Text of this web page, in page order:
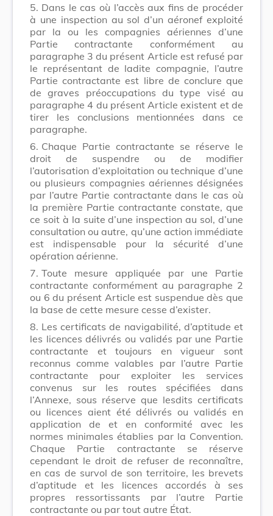
5. Dans le cas où l’accès aux fins de procéder
à une inspection au sol d’un aéronef exploité
par la ou les compagnies aériennes d’une
Partie contractante conformément au
paragraphe 3 du présent Article est refusé par
le représentant de ladite compagnie, l’autre
Partie contractante est libre de conclure que
de graves préoccupations du type visé au
paragraphe 4 du présent Article existent et de
tirer les conclusions mentionnées dans ce
paragraphe.
6. Chaque Partie contractante se réserve le
droit de suspendre ou de modifier
l’autorisation d’exploitation ou technique d’une
ou plusieurs compagnies aériennes désignées
par l’autre Partie contractante dans le cas où
la première Partie contractante constate, que
ce soit à la suite d’une inspection au sol, d’une
consultation ou autre, qu’une action immédiate
est indispensable pour la sécurité d’une
opération aérienne.
7. Toute mesure appliquée par une Partie
contractante conformément au paragraphe 2
ou 6 du présent Article est suspendue dès que
la base de cette mesure cesse d’exister.
8. Les certificats de navigabilité, d’aptitude et
les licences délivrés ou validés par une Partie
contractante et toujours en vigueur sont
reconnus comme valables par l’autre Partie
contractante pour exploiter les services
convenus sur les routes spécifiées dans
l’Annexe, sous réserve que lesdits certificats
ou licences aient été délivrés ou validés en
application de et en conformité avec les
normes minimales établies par la Convention.
Chaque Partie contractante se réserve
cependant le droit de refuser de reconnaître,
en cas de survol de son territoire, les brevets
d’aptitude et les licences accordés à ses
propres ressortissants par l’autre Partie
contractante ou par tout autre État.